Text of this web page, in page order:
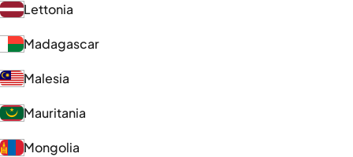
Lettonia
Madagascar
Malesia
Mauritania
Mongolia